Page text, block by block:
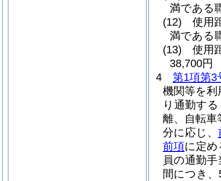
満である
(12)
使用
満である
(13)
使用
38,700円
4
第1項第3
機関等を
り通勤す
離、自転
分に応じ、
前項に定
員の通勤
間につき